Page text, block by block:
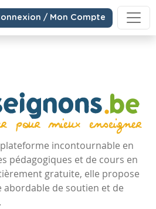
/ Mon Compte
incontournable en
pédagogiques et de cours en
gratuite, elle propose
abordable de soutien et de